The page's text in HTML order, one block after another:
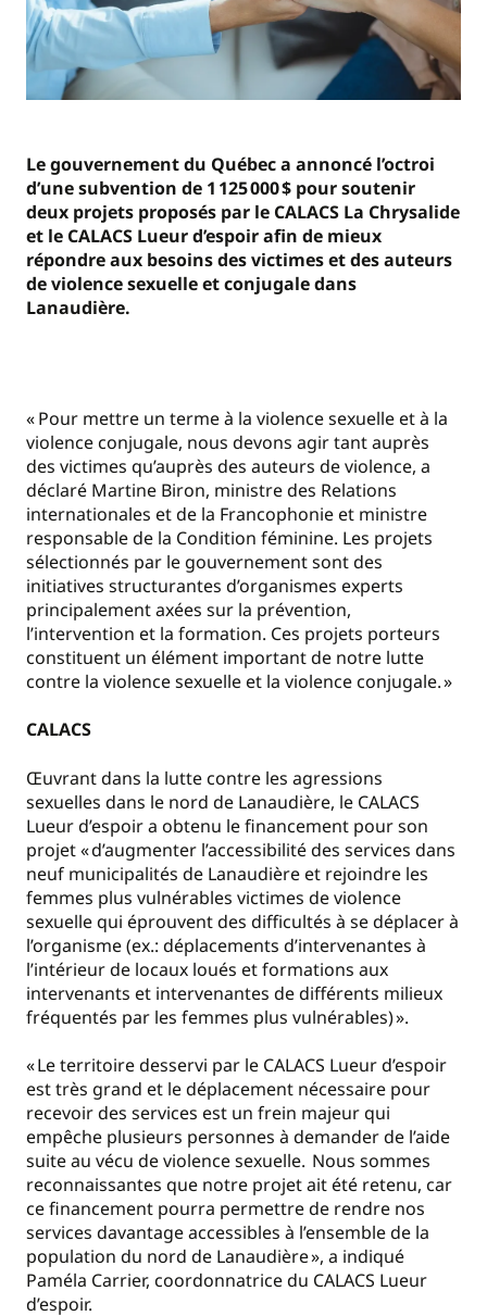
Le gouvernement du Québec a annoncé l’octroi
d’une subvention de 1 125 000 $ pour soutenir
deux projets proposés par le CALACS La Chrysalide
et le CALACS Lueur d’espoir afin de mieux
répondre aux besoins des victimes et des auteurs
de violence sexuelle et conjugale dans
Lanaudière.
« Pour mettre un terme à la violence sexuelle et à la
violence conjugale, nous devons agir tant auprès
des victimes qu’auprès des auteurs de violence, a
déclaré Martine Biron, ministre des Relations
internationales et de la Francophonie et ministre
responsable de la Condition féminine. Les projets
sélectionnés par le gouvernement sont des
initiatives structurantes d’organismes experts
principalement axées sur la prévention,
l’intervention et la formation. Ces projets porteurs
constituent un élément important de notre lutte
contre la violence sexuelle et la violence conjugale. »
CALACS
Œuvrant dans la lutte contre les agressions
sexuelles dans le nord de Lanaudière, le CALACS
Lueur d’espoir a obtenu le financement pour son
projet « d’augmenter l’accessibilité des services dans
neuf municipalités de Lanaudière et rejoindre les
femmes plus vulnérables victimes de violence
sexuelle qui éprouvent des difficultés à se déplacer à
l’organisme (ex.: déplacements d’intervenantes à
l’intérieur de locaux loués et formations aux
intervenants et intervenantes de différents milieux
fréquentés par les femmes plus vulnérables) ».
« Le territoire desservi par le CALACS Lueur d’espoir
est très grand et le déplacement nécessaire pour
recevoir des services est un frein majeur qui
empêche plusieurs personnes à demander de l’aide
suite au vécu de violence sexuelle. Nous sommes
reconnaissantes que notre projet ait été retenu, car
ce financement pourra permettre de rendre nos
services davantage accessibles à l’ensemble de la
population du nord de Lanaudière », a indiqué
Paméla Carrier, coordonnatrice du CALACS Lueur
d’espoir.